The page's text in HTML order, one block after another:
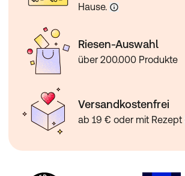
Hause.
Riesen-Auswahl
über 200.000 Produkte
Versandkostenfrei
ab 19 € oder mit Rezept